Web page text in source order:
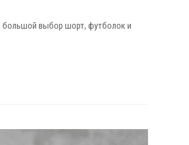
большой выбор шорт, футболок и